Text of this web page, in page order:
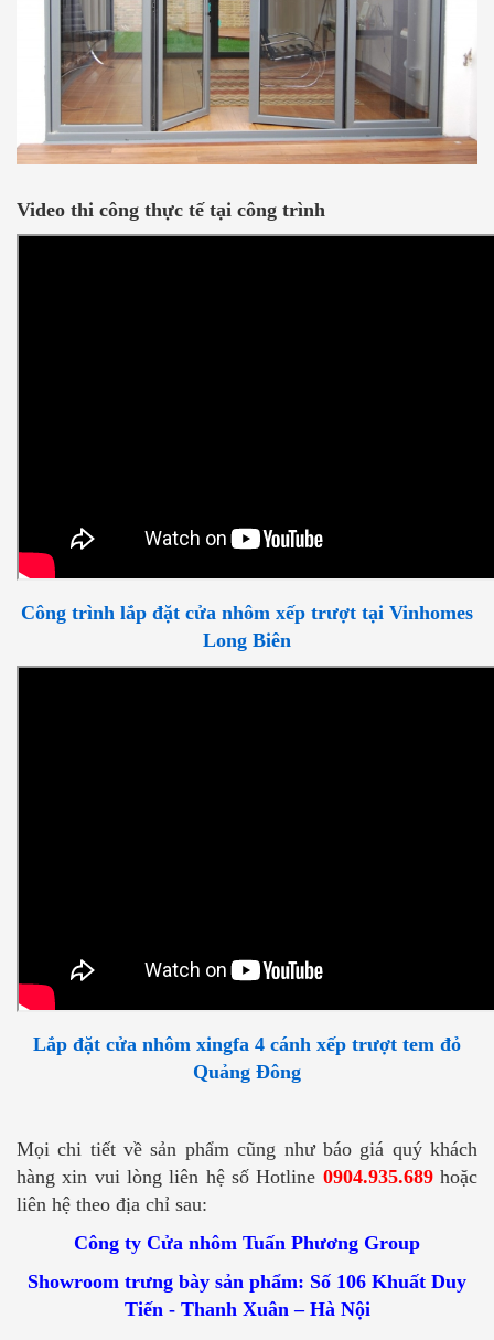
Video thi công thực tế tại công trình
Công trình lắp đặt cửa nhôm xếp trượt tại Vinhomes
Long Biên
Lắp đặt cửa nhôm xingfa 4 cánh xếp trượt tem đỏ
Quảng Đông
Mọi chi tiết về sản phẩm cũng như báo giá quý khách
hàng xin vui lòng liên hệ số Hotline 0904.935.689hoặc
liên hệ theo địa chỉ sau:
Công ty Cửa nhôm Tuấn Phương Group
Showroom trưng bày sản phẩm: Số 106 Khuất Duy
Tiến - Thanh Xuân – Hà Nội